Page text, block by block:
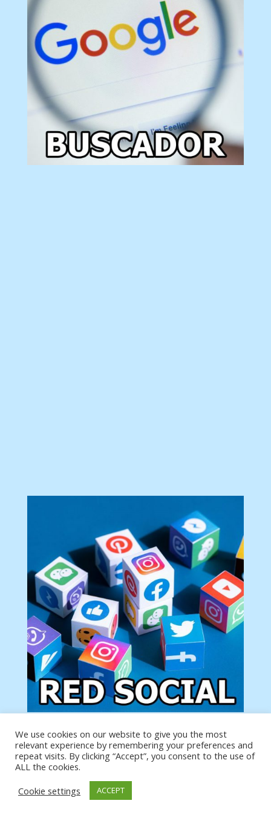
Tu anuncio va aquí
Podemos poner tu anuncio aquí con un link de tu
producto o página
We use cookies on our website to give you the most
relevant experience by remembering your preferences and
repeat visits. By clicking “Accept”, you consent to the use of
ALL the cookies.
Cookie settings
ACCEPT
https://analytics.google.com/analytics/web/?